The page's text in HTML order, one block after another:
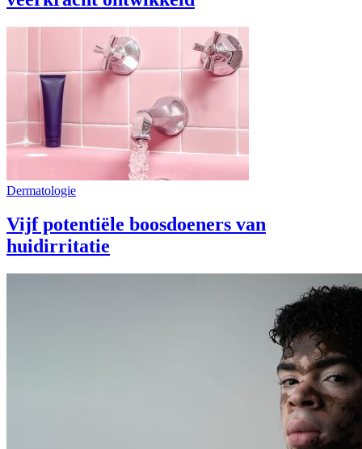
Dermatologie
Vijf potentiële boosdoeners van
huidirritatie